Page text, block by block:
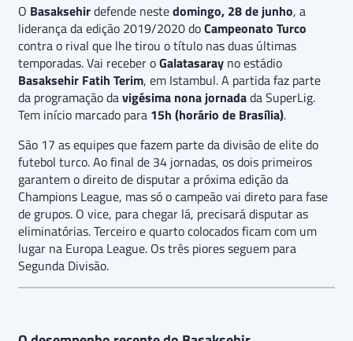
O Basaksehirdefende nestedomingo, 28 de junho, a
liderança da edição 2019/2020 doCampeonato Turco
contra o rival que lhe tirou o título nas duas últimas
temporadas. Vai receber oGalatasaray no estádio
Basaksehir Fatih Terim, em Istambul. A partida faz parte
da programação davigésima nona jornadada SuperLig.
Tem início marcado para 15h (horário de Brasília).
São 17 as equipes que fazem parte da divisão de elite do
futebol turco. Ao final de 34 jornadas, os dois primeiros
garantem o direito de disputar a próxima edição da
Champions League, mas só o campeão vai direto para fase
de grupos. O vice, para chegar lá, precisará disputar as
eliminatórias. Terceiro e quarto colocados ficam com um
lugar na Europa League. Os três piores seguem para
Segunda Divisão.